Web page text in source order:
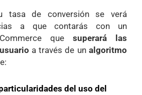
tasa de conversión se verá
a que contarás con un
que superará las
a través de unalgoritmo
del uso del